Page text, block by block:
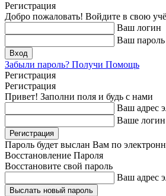
Регистрация
Добро пожаловать! Войдите в свою
Ваш логин
Ваш пароль
Забыли пароль? Получи Помощь
Регистрация
Регистрация
Привет! Заполни поля и будь с нами
Ваш адрес
Ваше логин
Пароль будет выслан Вам по
Восстановление Пароля
Восстановите свой пароль
Ваш адрес